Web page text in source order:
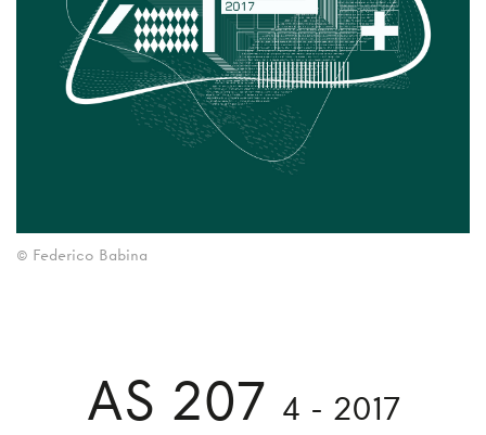
© Federico Babina
AS 207 4 - 2017